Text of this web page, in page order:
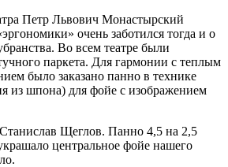
Петр Львович Монастырский
очень заботился тогда и о
Во всем театре были
паркета. Для гармонии с теплым
было заказано панно в технике
из шпона) для фойе с изображением
Щеглов. Панно 4,5 на 2,5
центральное фойе нашего